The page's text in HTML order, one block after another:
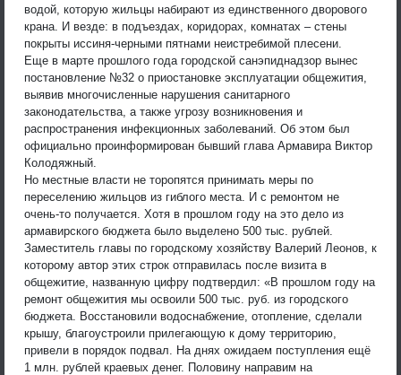
водой, которую жильцы набирают из единственного дворового
крана. И везде: в подъездах, коридорах, комнатах – стены
покрыты иссиня-черными пятнами неистребимой плесени.
Еще в марте прошлого года городской санэпиднадзор вынес
постановление №32 о приостановке эксплуатации общежития,
выявив многочисленные нарушения санитарного
законодательства, а также угрозу возникновения и
распространения инфекционных заболеваний. Об этом был
официально проинформирован бывший глава Армавира Виктор
Колодяжный.
Но местные власти не торопятся принимать меры по
переселению жильцов из гиблого места. И с ремонтом не
очень-то получается. Хотя в прошлом году на это дело из
армавирского бюджета было выделено 500 тыс. рублей.
Заместитель главы по городскому хозяйству Валерий Леонов, к
которому автор этих строк отправилась после визита в
общежитие, названную цифру подтвердил: «В прошлом году на
ремонт общежития мы освоили 500 тыс. руб. из городского
бюджета. Восстановили водоснабжение, отопление, сделали
крышу, благоустроили прилегающую к дому территорию,
привели в порядок подвал. На днях ожидаем поступления ещё
1 млн. рублей краевых денег. Половину направим на